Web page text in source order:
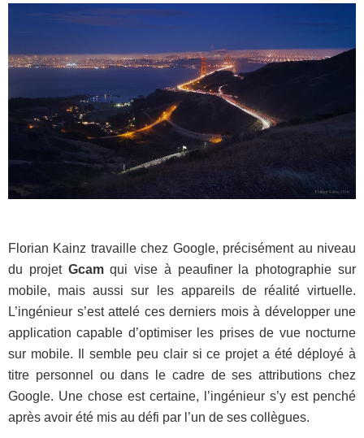
Florian Kainz travaille chez Google, précisément au niveau
du projet Gcamqui vise à peaufiner la photographie sur
mobile, mais aussi sur les appareils de réalité virtuelle.
L’ingénieur s’est attelé ces derniers mois à développer une
application capable d’optimiser les prises de vue nocturne
sur mobile. Il semble peu clair si ce projet a été déployé à
titre personnel ou dans le cadre de ses attributions chez
Google. Une chose est certaine, l’ingénieur s’y est penché
après avoir été mis au défi par l’un de ses collègues.